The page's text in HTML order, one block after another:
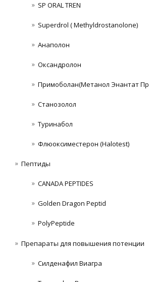
SP ORAL TREN
Superdrol ( Methyldrostanolone)
Анаполон
Оксандролон
Примоболан(Метанол Энантат
Станoзолол
Туринабол
Флюоксиместерон (Halotest)
Пептиды
CANADA PEPTIDES
Golden Dragon Peptid
PolyPeptide
Препараты для повышения потенции
Силденафил Виагра